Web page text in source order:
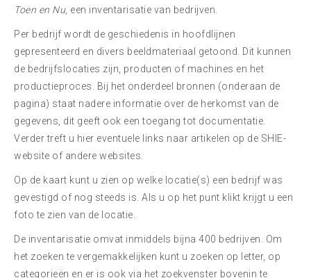
Toen en Nu, een inventarisatie van bedrijven.
Per bedrijf wordt de geschiedenis in hoofdlijnen
gepresenteerd en divers beeldmateriaal getoond. Dit kunnen
de bedrijfslocaties zijn, producten of machines en het
productieproces. Bij het onderdeel bronnen (onderaan de
pagina) staat nadere informatie over de herkomst van de
gegevens, dit geeft ook een toegang tot documentatie.
Verder treft u hier eventuele links naar artikelen op de SHIE-
website of andere websites.
Op de kaart kunt u zien op welke locatie(s) een bedrijf was
gevestigd of nog steeds is. Als u op het punt klikt krijgt u een
foto te zien van de locatie.
De inventarisatie omvat inmiddels bijna 400 bedrijven. Om
het zoeken te vergemakkelijken kunt u zoeken op letter, op
categorieën en er is ook via het zoekvenster bovenin te